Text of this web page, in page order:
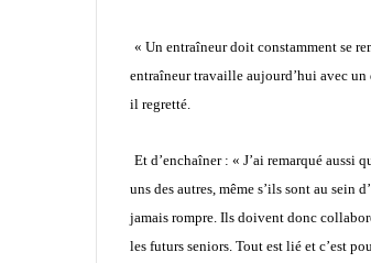
« Un entraîneur doit constamment se
entraîneur travaille aujourd’hui avec
il regretté.
Et d’enchaîner : « J’ai remarqué aussi
uns des autres, même s’ils sont au sein
jamais rompre. Ils doivent donc
les futurs seniors. Tout est lié et c’est